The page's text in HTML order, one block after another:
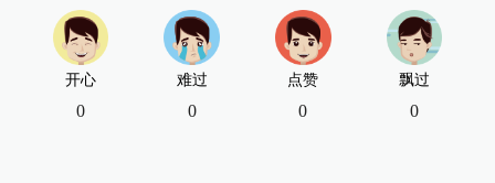
开心
0
难过
0
点赞
0
飘过
0